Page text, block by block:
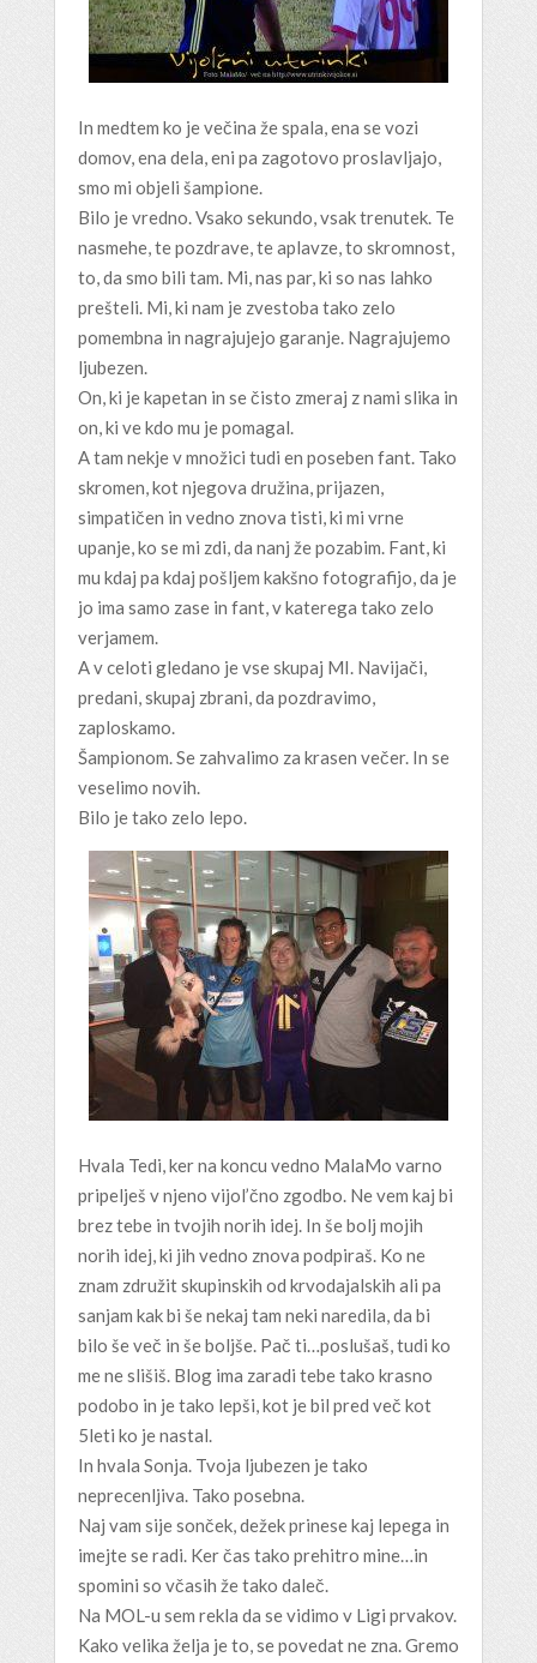
In medtem ko je večina že spala, ena se vozi
domov, ena dela, eni pa zagotovo proslavljajo,
smo mi objeli šampione.
Bilo je vredno. Vsako sekundo, vsak trenutek. Te
nasmehe, te pozdrave, te aplavze, to skromnost,
to, da smo bili tam. Mi, nas par, ki so nas lahko
prešteli. Mi, ki nam je zvestoba tako zelo
pomembna in nagrajujejo garanje. Nagrajujemo
ljubezen.
On, ki je kapetan in se čisto zmeraj z nami slika in
on, ki ve kdo mu je pomagal.
A tam nekje v množici tudi en poseben fant. Tako
skromen, kot njegova družina, prijazen,
simpatičen in vedno znova tisti, ki mi vrne
upanje, ko se mi zdi, da nanj že pozabim. Fant, ki
mu kdaj pa kdaj pošljem kakšno fotografijo, da je
jo ima samo zase in fant, v katerega tako zelo
verjamem.
A v celoti gledano je vse skupaj MI. Navijači,
predani, skupaj zbrani, da pozdravimo,
zaploskamo.
Šampionom. Se zahvalimo za krasen večer. In se
veselimo novih.
Bilo je tako zelo lepo.
Hvala Tedi, ker na koncu vedno MalaMo varno
pripelješ v njeno vijol’čno zgodbo. Ne vem kaj bi
brez tebe in tvojih norih idej. In še bolj mojih
norih idej, ki jih vedno znova podpiraš. Ko ne
znam združit skupinskih od krvodajalskih ali pa
sanjam kak bi še nekaj tam neki naredila, da bi
bilo še več in še boljše. Pač ti…poslušaš, tudi ko
me ne slišiš. Blog ima zaradi tebe tako krasno
podobo in je tako lepši, kot je bil pred več kot
5leti ko je nastal.
In hvala Sonja. Tvoja ljubezen je tako
neprecenljiva. Tako posebna.
Naj vam sije sonček, dežek prinese kaj lepega in
imejte se radi. Ker čas tako prehitro mine…in
spomini so včasih že tako daleč.
Na MOL-u sem rekla da se vidimo v Ligi prvakov.
Kako velika želja je to, se povedat ne zna. Gremo